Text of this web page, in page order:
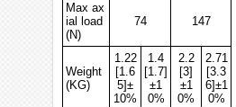
Max ax
ial load
(N)
74 147
Weight
(KG)
1.22
[1.6
5]±
10%
1.4
[1.7]
±1
0%
2.2
[3]
±1
0%
2.71
[3.3
6]±1
0%